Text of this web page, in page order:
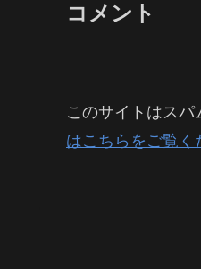
コメント
このサイトはスパ
はこちらをご覧く